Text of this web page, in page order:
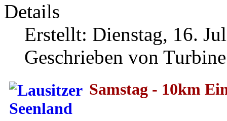
Details
Erstellt: Dienstag, 16.
Geschrieben von
Samstag - 10km